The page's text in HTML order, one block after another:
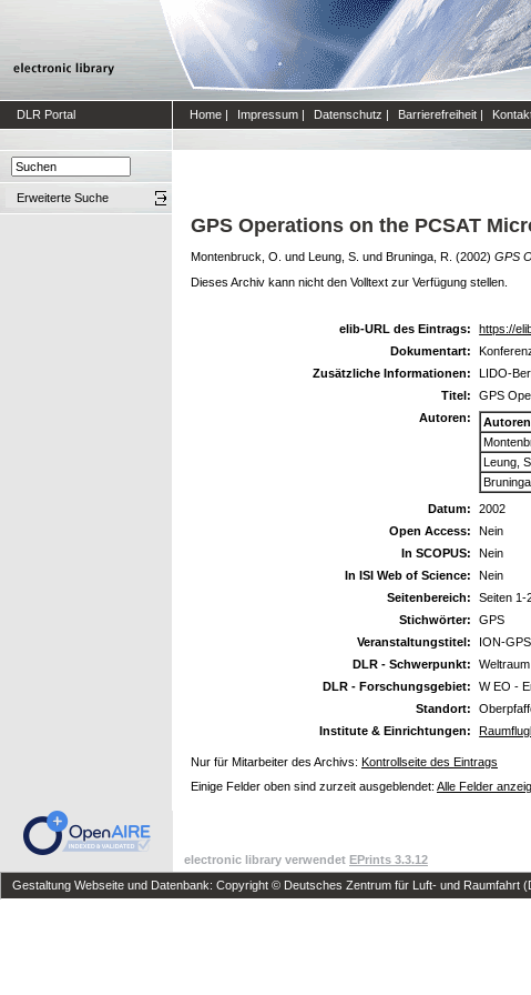
DLR Portal Home | Impressum | Datenschutz | Barrierefreiheit |
Erweiterte Suche
GPS Operations on the PCSAT
Montenbruck, O. und Leung, S. und Bruninga, R. (2002) GPS
Dieses Archiv kann nicht den Volltext zur Verfügung stellen.
elib-URL des Eintrags:
https://
Dokumentart:
Zusätzliche Informationen:
LIDO-
Titel:
GPS
Autoren:
Autoren
Leung, S.
Datum:
2002
Open Access:
Nein
In SCOPUS:
Nein
In ISI Web of Science:
Nein
Seitenbereich:
Seiten 1-
Stichwörter:
GPS
Veranstaltungstitel:
ION-
DLR - Schwerpunkt:
Weltraum
DLR - Forschungsgebiet:
W EO -
Standort:
Institute & Einrichtungen:
Nur für Mitarbeiter des Archivs: Kontrollseite des Eintrags
Einige Felder oben sind zurzeit ausgeblendet: Alle Felder
electronic library verwendet EPrints 3.3.12
Gestaltung Webseite und Datenbank: Copyright © Deutsches Zentrum für Luft- und Raumfahrt